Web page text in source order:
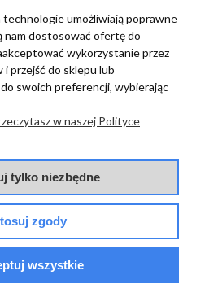
WIEDZY
I DOSTAWA
and analytics: terradeco
technologie umożliwiają poprawne
nam dostosować ofertę do
wykorzystanie przez
przejść do sklepu lub
swoich preferencji, wybierając
w naszej Polityce
tylko niezbędne
zgody
wszystkie